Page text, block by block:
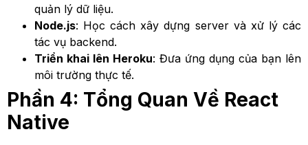
quản lý dữ liệu.
Node.js: Học cách xây dựng server và xử lý các
tác vụ backend.
Triển khai lên Heroku: Đưa ứng dụng của bạn lên
môi trường thực tế.
Phần 4: Tổng Quan Về React
Native